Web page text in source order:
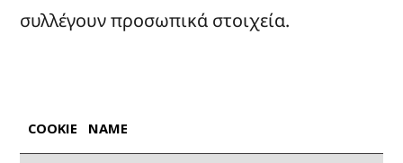
συλλέγουν προσωπικά στοιχεία.
COOKIE NAME